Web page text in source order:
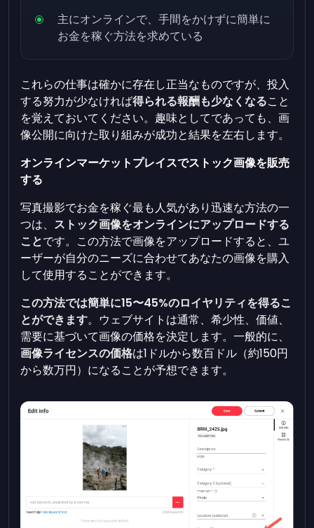
主にオンラインで、手間をかけずに簡単に
お金を稼ぐ方法を求めている
これらの仕事は確かに存在し正当なものですが、投入
する努力が少なければ得られる報酬も少なくなること
を覚えておいてください。趣味としてであっても、画
像公開に向けた取り組みが成功と結果を左右します。
オンラインマーケットプレイスでストック画像を販売
する
写真撮影でお金を稼ぐ最も人気があり迅速な方法の一
つは、 ストック画像をオンラインにアップロードする
ことです。この方法で画像をアップロードすると、ユ
ーザーが自分のニーズに合わせてあなたの画像を購入
して使用することができます。
この方法では簡単に15〜45%のロイヤリティを得るこ
とができます。ウェブサイトは通常、希少性、価値、
需要に基づいて画像の価格を決定します。一般的に、
画像ライセンスの価格は1ドルから数百ドル（約150円
から数万円）になることが予想できます。